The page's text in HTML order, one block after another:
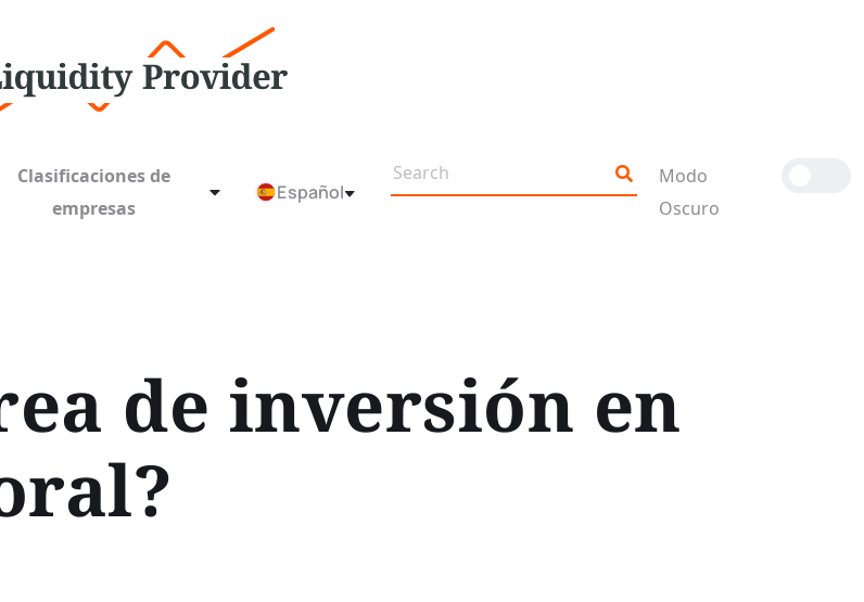
Clasificaciones de
empresas
Español
Modo
Oscuro
de inversión en